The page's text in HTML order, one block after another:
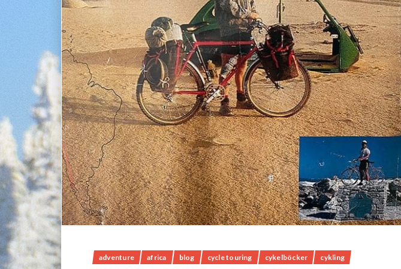
adventure africa blog cycle touring cykelböcker cykling